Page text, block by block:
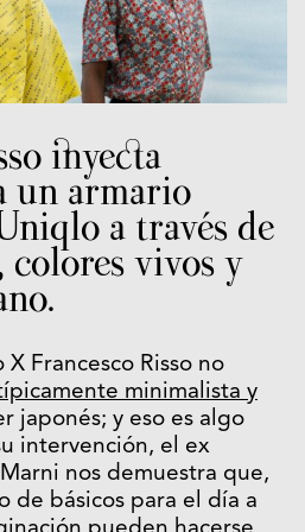
inyecta
un armario
a través de
vivos y
Francesco Risso no
minimalista y
japonés; y eso es algo
intervención, el ex
nos demuestra que,
de básicos para el día a